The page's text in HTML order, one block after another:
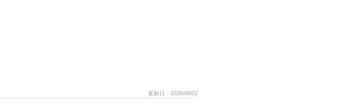
更新日：2026/08/02